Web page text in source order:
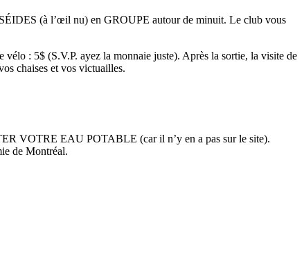
(à l’œil nu) en GROUPE autour de minuit. Le club vous
: 5$ (S.V.P. ayez la monnaie juste). Après la sortie, la visite de
chaises et vos victuailles.
VOTRE EAU POTABLE (car il n’y en a pas sur le site).
de Montréal.